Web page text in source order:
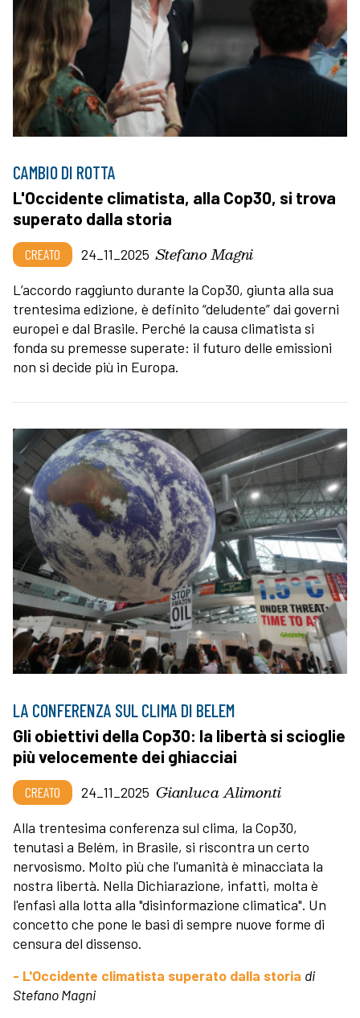
CAMBIO DI ROTTA
L'Occidente climatista, alla Cop30, si trova
superato dalla storia
CREATO 24_11_2025 Stefano Magni
L’accordo raggiunto durante la Cop30, giunta alla sua
trentesima edizione, è definito “deludente” dai governi
europei e dal Brasile. Perché la causa climatista si
fonda su premesse superate: il futuro delle emissioni
non si decide più in Europa.
LA CONFERENZA SUL CLIMA DI BELEM
Gli obiettivi della Cop30: la libertà si scioglie
più velocemente dei ghiacciai
CREATO 24_11_2025 Gianluca Alimonti
Alla trentesima conferenza sul clima, la Cop30,
tenutasi a Belém, in Brasile, si riscontra un certo
nervosismo. Molto più che l'umanità è minacciata la
nostra libertà. Nella Dichiarazione, infatti, molta è
l'enfasi alla lotta alla "disinformazione climatica". Un
concetto che pone le basi di sempre nuove forme di
censura del dissenso.
- L'Occidente climatista superato dalla storia di
Stefano Magni